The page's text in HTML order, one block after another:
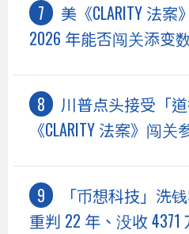
美《CLARITY 法
2026 年能否闯关添变
川普点头接受「
《CLARITY 法案》闯
「币想科技」洗
重判 22 年、没收